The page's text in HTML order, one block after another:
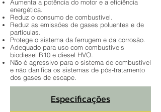
Aumenta a potência do motor e a eficiência
energética.
Reduz o consumo de combustível.
Reduz as emissões de gases poluentes e de
partículas.
Protege o sistema da ferrugem e da corrosão.
Adequado para uso com combustíveis
biodiesel B10 e diesel HVO.
Não é agressivo para o sistema de combustível
e não danifica os sistemas de pós-tratamento
dos gases de escape.
Especificações